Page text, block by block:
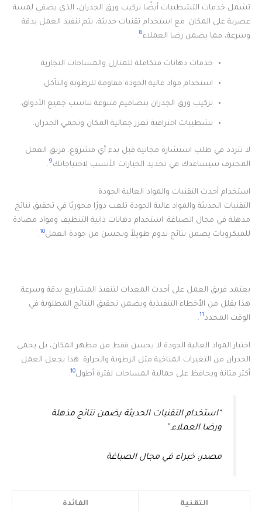
تشمل خدمات التشطيبات أيضًا تركيب ورق الجدران، الذي يضفي لمسة
عصرية على المكان. مع استخدام تقنيات حديثة، يتم تنفيذ العمل بدقة
وسرعة، مما يضمن رضا العملاء8
.
خدمات دهانات متكاملة للمنازل والمساحات التجارية.
استخدام مواد عالية الجودة مقاومة للرطوبة والتآكل.
تركيب ورق الجدران بتصاميم متنوعة تناسب جميع الأذواق.
تشطيبات احترافية تعزز جمالية المكان وتحمي الجدران.
لا تتردد في طلب استشارة مجانية قبل بدء أي مشروع. فريق العمل
المحترف سيساعدك في تحديد الخيارات الأنسب لاحتياجاتك9
.
استخدام أحدث التقنيات والمواد العالية الجودة
التقنيات الحديثة والمواد عالية الجودة تلعب دورًا محوريًا في تحقيق نتائج
مذهلة في مجال الصباغة. استخدام دهانات ذاتية التنظيف ومواد مضادة
للميكروبات يضمن نتائج تدوم طويلاً وتحسن من جودة العمل10
.
يعتمد فريق العمل على أحدث المعدات لتنفيذ المشاريع بدقة وسرعة.
هذا يقلل من الأخطاء التنفيذية ويضمن تحقيق النتائج المطلوبة في
الوقت المحدد11
.
اختيار المواد العالية الجودة لا يحسن فقط من مظهر المكان، بل يحمي
الجدران من التغيرات المناخية مثل الرطوبة والحرارة. هذا يجعل العمل
أكثر متانة ويحافظ على جمالية المساحات لفترة أطول10
.
“استخدام التقنيات الحديثة يضمن نتائج مذهلة
ورضا العملاء.”
مصدر: خبراء في مجال الصباغة
التقنية الفائدة